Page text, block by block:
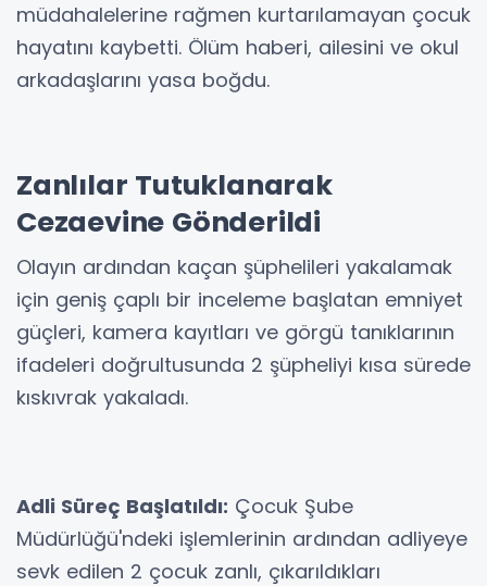
müdahalelerine rağmen kurtarılamayan çocuk
hayatını kaybetti. Ölüm haberi, ailesini ve okul
arkadaşlarını yasa boğdu.
Zanlılar Tutuklanarak
Cezaevine Gönderildi
Olayın ardından kaçan şüphelileri yakalamak
için geniş çaplı bir inceleme başlatan emniyet
güçleri, kamera kayıtları ve görgü tanıklarının
ifadeleri doğrultusunda 2 şüpheliyi kısa sürede
kıskıvrak yakaladı.
Adli Süreç Başlatıldı: Çocuk Şube
Müdürlüğü'ndeki işlemlerinin ardından adliyeye
sevk edilen 2 çocuk zanlı, çıkarıldıkları